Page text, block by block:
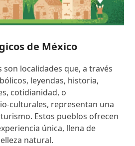
de México
son localidades que, a través
leyendas, historia,
cotidianidad, o
culturales, representan una
Estos pueblos ofrecen
única, llena de
natural.